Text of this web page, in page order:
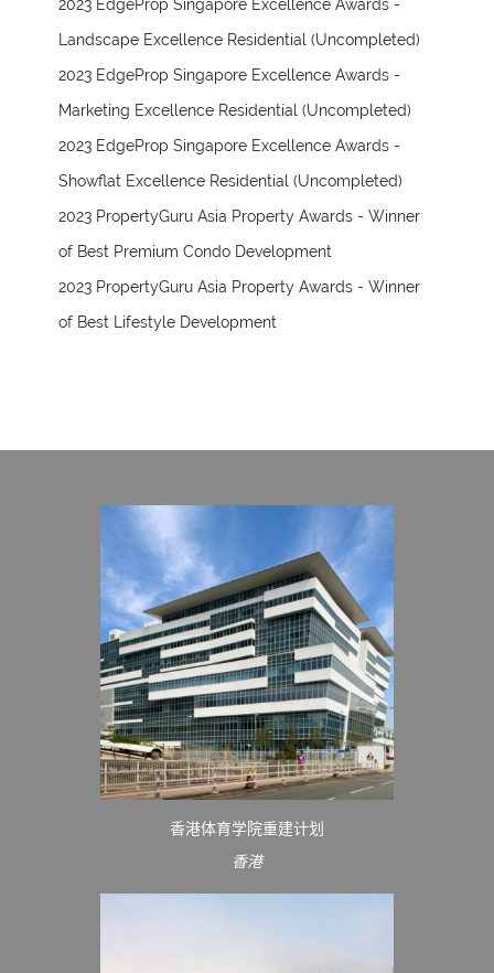
2023 EdgeProp Singapore Excellence Awards -
Landscape Excellence Residential (Uncompleted)
2023 EdgeProp Singapore Excellence Awards -
Marketing Excellence Residential (Uncompleted)
2023 EdgeProp Singapore Excellence Awards -
Showflat Excellence Residential (Uncompleted)
2023 PropertyGuru Asia Property Awards - Winner
of Best Premium Condo Development
2023 PropertyGuru Asia Property Awards - Winner
of Best Lifestyle Development
香港体育学院重建计划
香港